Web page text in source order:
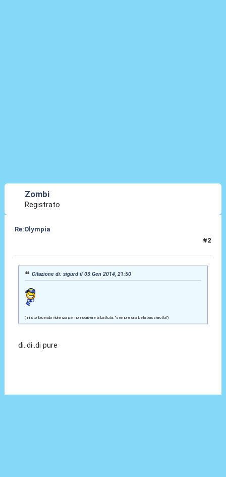
Zombi
Registrato
Re:Olympia
#2
Citazione di: sigurd il 03 Gen 2014, 21:50
(mi sto facendo violenza per non scrivere la battuta: "sempre una bella passerotta")
di..di..di pure